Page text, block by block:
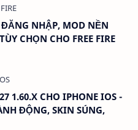
NHẬP, MOD NỀN
CHỌN CHO FREE FIRE
1.60.X CHO IPHONE IOS -
ĐỘNG, SKIN SÚNG,